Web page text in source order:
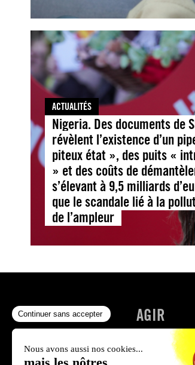
ACTUALITÉS
Nigeria. Des documents de
révèlent l’existence d’un
piteux état », des puits «
» et des coûts de
s’élevant à 9,5 milliards
que le scandale lié à la
de l’ampleur
NOS COMBATS
Actualités
AGIR
Write for Rights